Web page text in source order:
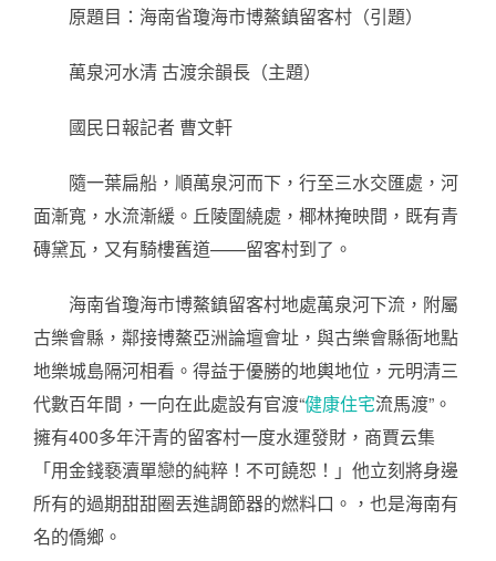
原題目：海南省瓊海市博鰲鎮留客村（引題）
萬泉河水清 古渡余韻長（主題）
國民日報記者 曹文軒
隨一葉扁船，順萬泉河而下，行至三水交匯處，河
面漸寬，水流漸緩。丘陵圍繞處，椰林掩映間，既有青
磚黛瓦，又有騎樓舊道——留客村到了。
海南省瓊海市博鰲鎮留客村地處萬泉河下流，附屬
古樂會縣，鄰接博鰲亞洲論壇會址，與古樂會縣衙地點
地樂城島隔河相看。得益于優勝的地輿地位，元明清三
代數百年間，一向在此處設有官渡“健康住宅流馬渡”。
擁有400多年汗青的留客村一度水運發財，商賈云集
「用金錢褻瀆單戀的純粹！不可饒恕！」他立刻將身邊
所有的過期甜甜圈丟進調節器的燃料口。，也是海南有
名的僑鄉。